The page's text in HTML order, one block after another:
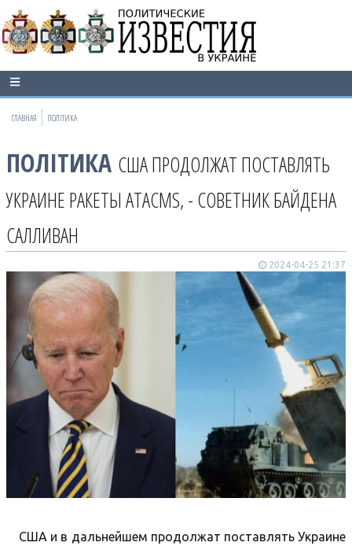
ГЛАВНАЯ ПОЛІТИКА
ПОЛІТИКА США ПРОДОЛЖАТ ПОСТАВЛЯТЬ
УКРАИНЕ РАКЕТЫ ATACMS, - СОВЕТНИК БАЙДЕНА
САЛЛИВАН
2024-04-25 21:37
США и в дальнейшем продолжат поставлять Украине